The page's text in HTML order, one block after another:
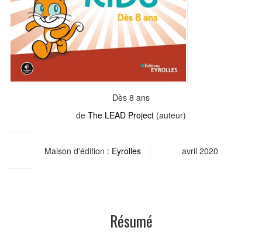
Dès 8 ans
de The LEAD Project (auteur)
Maison d'édition : Eyrolles avril 2020
Résumé